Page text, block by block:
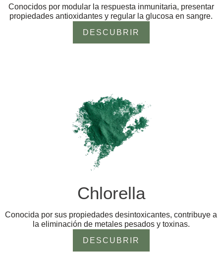
Conocidos por modular la respuesta inmunitaria, presentar
propiedades antioxidantes y regular la glucosa en sangre.
DESCUBRIR
Chlorella
Conocida por sus propiedades desintoxicantes, contribuye a
la eliminación de metales pesados y toxinas.
DESCUBRIR